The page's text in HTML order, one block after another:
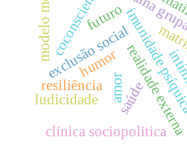
exclusão socialimunidade
realidade
amor
resiliência saúde
coconsciente
clínica sociopolítica
humor
ludicidade
futuro